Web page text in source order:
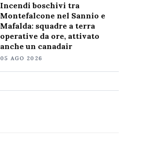
Incendi boschivi tra
Montefalcone nel Sannio e
Mafalda: squadre a terra
operative da ore, attivato
anche un canadair
05 AGO 2026